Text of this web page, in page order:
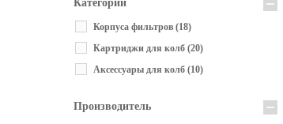
Категории
Корпуса фильтров (18)
Картриджи для колб (20)
Аксессуары для колб (10)
Производитель